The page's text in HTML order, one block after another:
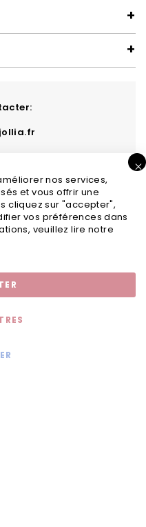
nos services,
et vous offrir une
cliquez sur "accepter",
vos préférences dans
veuillez lire notre